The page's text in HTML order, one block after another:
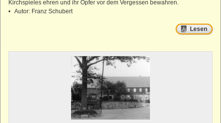
Kirchspieles ehren und ihr Opfer vor dem Vergessen bewahren.
• Autor: Franz Schubert
Lesen